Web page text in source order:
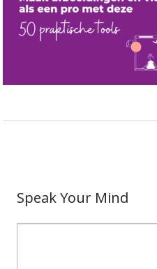
Speak Your Mind